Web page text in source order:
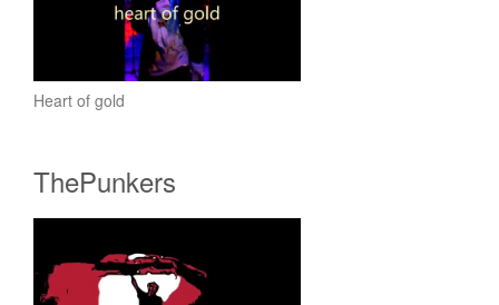
Heart of gold
ThePunkers